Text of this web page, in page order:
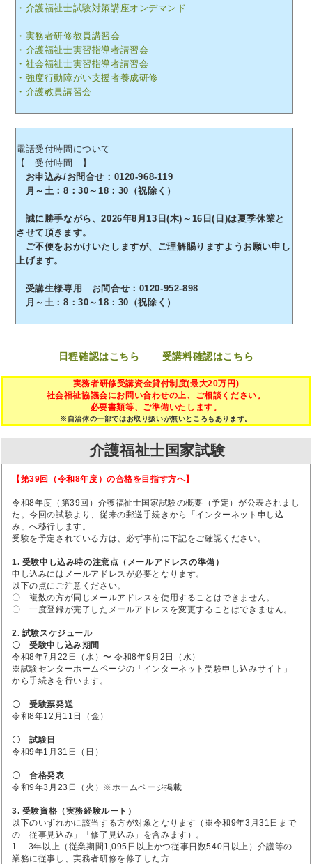
・介護福祉士試験対策講座オンデマンド
・実務者研修教員講習会
・介護福祉士実習指導者講習会
・社会福祉士実習指導者講習会
・強度行動障がい支援者養成研修
・介護教員講習会
電話受付時間について
【 受付時間 】
お申込み/お問合せ：0120-968-119
月～土：8：30～18：30（祝除く）
誠に勝手ながら、2026年8月13日(木)～16日(日)は夏季休業と
させて頂きます。
ご不便をおかけいたしますが、ご理解賜りますようお願い申し
上げます。
受講生様専用 お問合せ：0120-952-898
月～土：8：30～18：30（祝除く）
日程確認はこちら 受講料確認はこちら
実務者研修受講資金貸付制度(最大20万円)
社会福祉協議会にお問い合わせの上、ご相談ください。
必要書類等、ご準備いたします。
※自治体の一部ではお取り扱いが無いところもあります。
介護福祉士国家試験
【第39回（令和8年度）の合格を目指す方へ】
令和8年度（第39回）介護福祉士国家試験の概要（予定）が公表されまし
た。今回の試験より、従来の郵送手続きから「インターネット申し込
み」へ移行します。
受験を予定されている方は、必ず事前に下記をご確認ください。
1. 受験申し込み時の注意点（メールアドレスの準備）
申し込みにはメールアドレスが必要となります。
以下の点にご注意ください。
〇 複数の方が同じメールアドレスを使用することはできません。
〇 一度登録が完了したメールアドレスを変更することはできません。
2. 試験スケジュール
〇 受験申し込み期間
令和8年7月22日（水）〜 令和8年9月2日（水）
※試験センターホームページの「インターネット受験申し込みサイト」
から手続きを行います。
〇 受験票発送
令和8年12月11日（金）
〇 試験日
令和9年1月31日（日）
〇 合格発表
令和9年3月23日（火）※ホームページ掲載
3. 受験資格（実務経験ルート）
以下のいずれかに該当する方が対象となります（※令和9年3月31日まで
の「従事見込み」「修了見込み」を含みます）。
1. 3年以上（従業期間1,095日以上かつ従事日数540日以上）介護等の
業務に従事し、実務者研修を修了した方